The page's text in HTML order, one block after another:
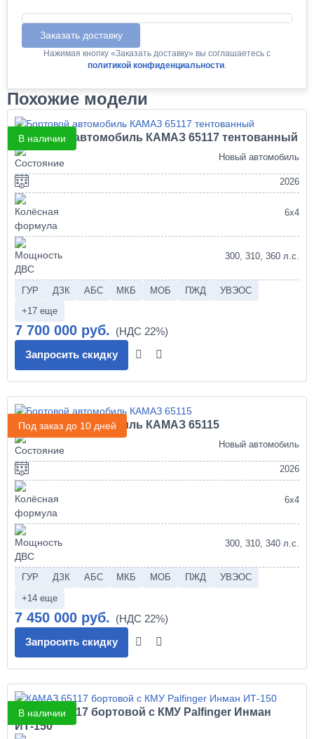
Заказать доставку
Нажимая кнопку «Заказать доставку» вы соглашаетесь с
политикой конфиденциальности
Похожие модели
В наличии
Бортовой автомобиль КАМАЗ 65117 тентованный
Новый автомобиль
2026
6х4
300, 310, 360 л.с.
ГУР ДЗК АБС МКБ МОБ ПЖД
УВЭОС
+17 еще
7 700 000 руб.
Запросить скидку
Под заказ до 10 дней
Бортовой автомобиль КАМАЗ 65115
Новый автомобиль
2026
6х4
300, 310, 340 л.с.
ГУР ДЗК АБС МКБ МОБ ПЖД
УВЭОС
+14 еще
7 450 000 руб.
Запросить скидку
В наличии
КАМАЗ 65117 бортовой с КМУ Palfinger Инман
ИТ-150